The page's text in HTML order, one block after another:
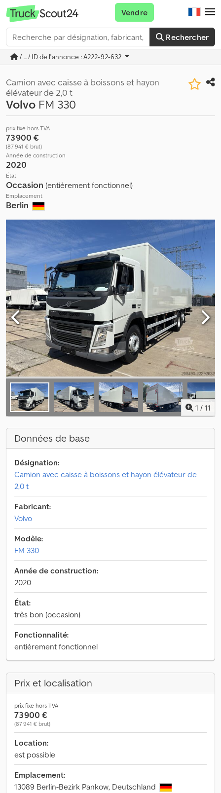
Rechercher
Vendre
/ ... / ID de l'annonce : A222-92-632
Camion avec caisse à boissons et hayon
élévateur de 2,0 t
Volvo FM 330
prix fixe hors TVA
73 900 €
(87 941 € brut)
Année de construction
2020
État
Occasion (entièrement fonctionnel)
Emplacement
Berlin
1 / 11
Données de base
Désignation:
Camion avec caisse à boissons et hayon élévateur de
2,0 t
Fabricant:
Volvo
Modèle:
FM 330
Année de construction:
2020
État:
très bon (occasion)
Fonctionnalité:
entièrement fonctionnel
Prix et localisation
prix fixe hors TVA
73 900 €
(87 941 € brut)
Location:
est possible
Emplacement:
13089 Berlin-Bezirk Pankow, Deutschland